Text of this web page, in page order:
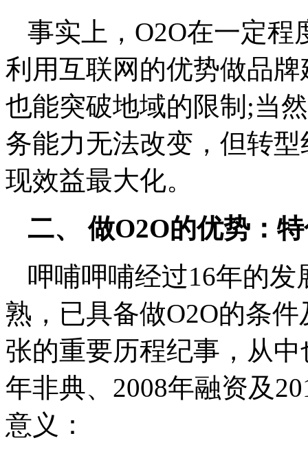
事实上，O2O在一定
利用互联网的优势做品
也能突破地域的限制;当
务能力无法改变，但转
现效益最大化。
二、 做O2O的优势：
呷哺呷哺经过16年的
熟，已具备做O2O的条
张的重要历程纪事，从
年非典、2008年融资及
意义：